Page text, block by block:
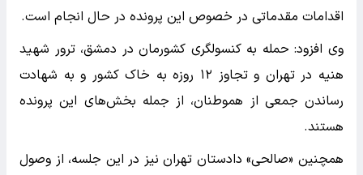
اقدامات مقدماتی در خصوص این پرونده در حال انجام است.
وی افزود: حمله به کنسولگری کشورمان در دمشق، ترور شهید
هنیه در تهران و تجاوز ۱۲ روزه به خاک کشور و به شهادت
رساندن جمعی از هموطنان، از جمله بخش‌های این پرونده
هستند.
همچنین «صالحی» دادستان تهران نیز در این جلسه، از وصول